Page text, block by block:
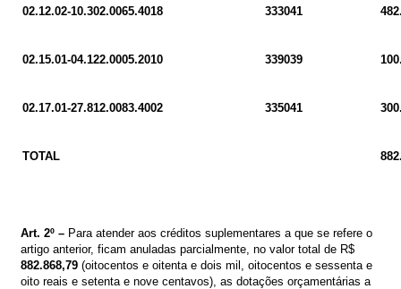
02.12.02-10.302.0065.4018 333041
02.15.01-04.122.0005.2010 339039
02.17.01-27.812.0083.4002 335041
TOTAL
Art. 2º – Para atender aos créditos suplementares a que se refere o
artigo anterior, ficam anuladas parcialmente, no valor total de R$
882.868,79 (oitocentos e oitenta e dois mil, oitocentos e sessenta e
oito reais e setenta e nove centavos) as dotações orçamentárias a